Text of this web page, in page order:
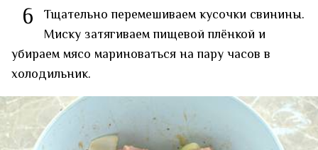
6 Тщательно перемешиваем кусочки свинины.
Миску затягиваем пищевой плёнкой и
убираем мясо мариноваться на пару часов в
холодильник.